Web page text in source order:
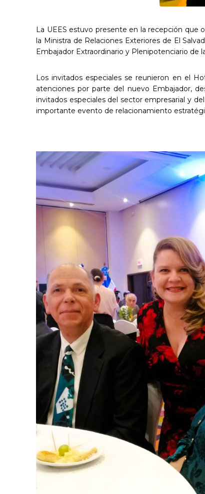
La UEES estuvo presente en la recepción que
la Ministra de Relaciones Exteriores de El
Embajador Extraordinario y Plenipotenciario de
Los invitados especiales se reunieron en el
atenciones por parte del nuevo Embajador,
invitados especiales del sector empresarial y
importante evento de relacionamiento